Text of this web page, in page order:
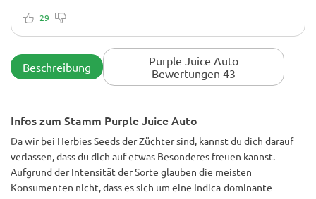
29
Beschreibung
Purple Juice Auto
Bewertungen 43
Infos zum Stamm Purple Juice Auto
Da wir bei Herbies Seeds der Züchter sind, kannst du dich darauf
verlassen, dass du dich auf etwas Besonderes freuen kannst.
Aufgrund der Intensität der Sorte glauben die meisten
Konsumenten nicht, dass es sich um eine Indica-dominante